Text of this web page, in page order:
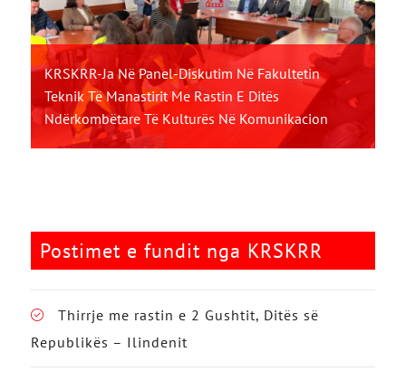
KRSKRR-Ja Në Panel-Diskutim Në Fakultetin
Teknik Të Manastirit Me Rastin E Ditës
Ndërkombëtare Të Kulturës Në Komunikacion
Postimet e fundit nga KRSKRR
Thirrje me rastin e 2 Gushtit, Ditës së
Republikës – Ilindenit